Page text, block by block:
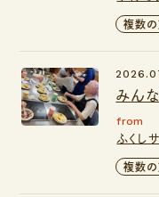
複数の
みん
from
ふくし
複数の